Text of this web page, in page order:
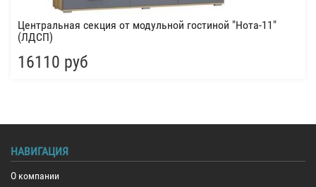
Центральная секция от модульной гостиной "Нота-11"
(ЛДСП)
16110 руб
НАВИГАЦИЯ
О компании